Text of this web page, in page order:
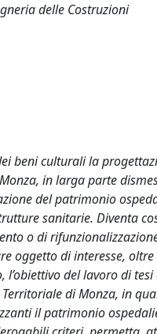
delle Costruzioni
beni culturali la
in larga parte
del patrimonio
sanitarie. Diventa
o di
oggetto di interesse,
l’obiettivo del lavoro di
Territoriale di Monza, in
il patrimonio